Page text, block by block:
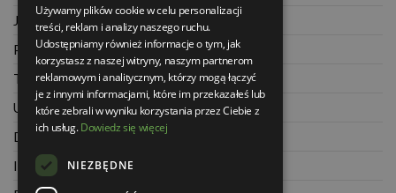
Jak kupować na raty
Polityka prywatności
Twoje zamówienia
Ustawienia konta
Dane kontaktowe
Informacje o firmie
Używamy plików cookie w celu personalizacji
treści, reklam i analizy naszego ruchu.
Udostępniamy również informacje o tym, jak
korzystasz z naszej witryny, naszym partnerom
reklamowym i analitycznym, którzy mogą łączyć
je z innymi informacjami, które im przekazałeś lub
które zebrali w wyniku korzystania przez Ciebie z
ich usług.Dowiedz się więcej
NIEZBĘDNE